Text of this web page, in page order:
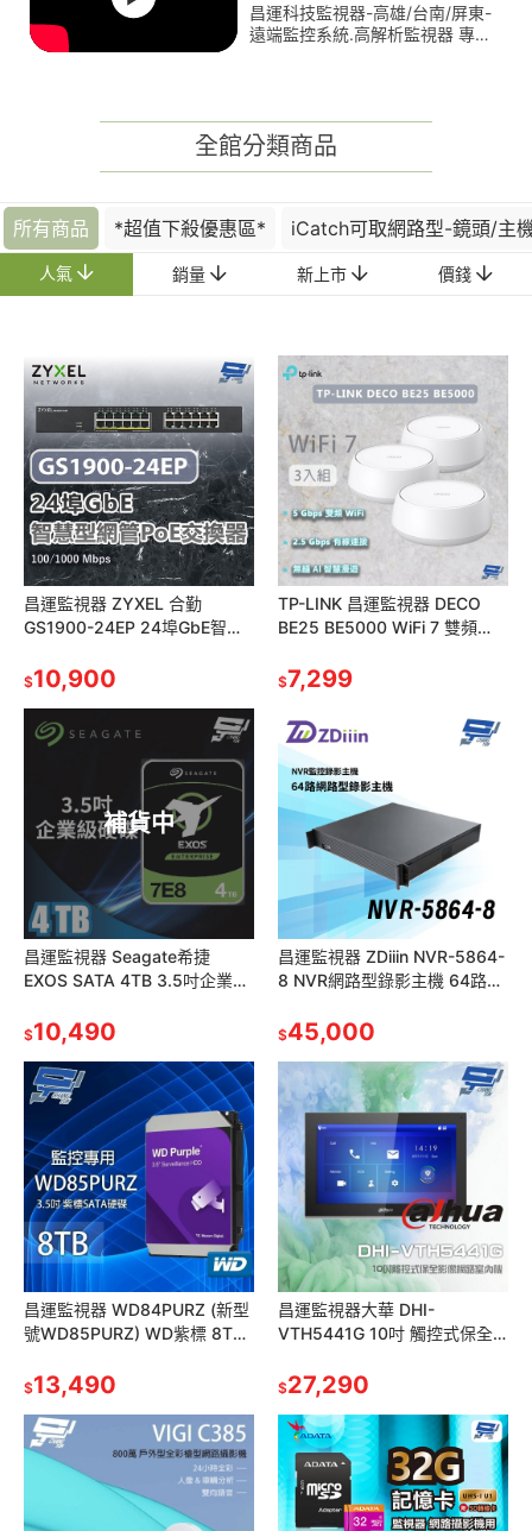
昌運科技監視器-高雄/台南/屏東-
遠端監控系統.高解析監視器 專業
全館分類商品
所有商品 *超值下殺優惠區* iCatch可取網路型-鏡頭/主
人氣 銷量 新上市 價錢
昌運監視器 ZYXEL 合勤
GS1900-24EP 24埠GbE智慧
Mbps
$10,900
TP-LINK 昌運監視器 DECO
BE25 BE5000 WiFi 7 雙頻
$7,299
補貨中
昌運監視器 Seagate希捷
EXOS SATA 4TB 3.5吋企業級
$10,490
昌運監視器 ZDiiin NVR-5864-
8 NVR網路型錄影主機 64路
$45,000
昌運監視器 WD84PURZ (新型
號WD85PURZ) WD紫標 8TB
$13,490
昌運監視器大華 DHI-
VTH5441G 10吋 觸控式保全
IPC監控 PoE
$27,290